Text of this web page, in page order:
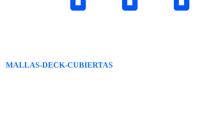
MALLAS-DECK-CUBIERTAS